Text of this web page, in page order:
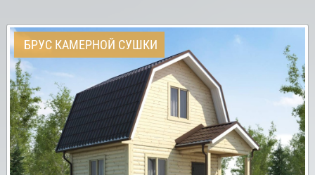
БРУС КАМЕРНОЙ СУШКИ